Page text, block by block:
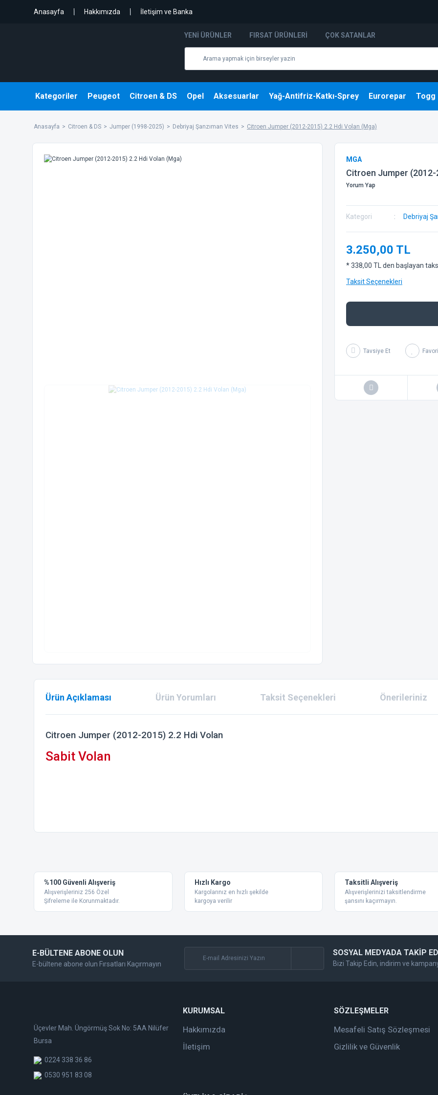
Anasayfa Hakkımızda İletişim ve Banka
YENI ÜRÜNLER FIRSAT ÜRÜNLERI ÇOK SATANLAR
Kategoriler Peugeot Citroen & DS Opel Aksesuarlar Yağ-Antifriz-Katkı-Sprey Eurorepar Togg
Anasayfa Citroen & DS Jumper (1998-2025) Debriyaj Şanzıman Vites Citroen Jumper (2012-2015) 2.2 Hdi Volan (Mga)
MGA
Citroen Jumper (2012-
Yorum Yap
Kategori Debriyaj
3.250,00 TL
* 338,00 TL den başlayan
Taksit Seçenekleri
Tavsiye Et
Ürün Açıklaması Ürün Yorumları Taksit Seçenekleri Önerileriniz
Citroen Jumper (2012-2015) 2.2 Hdi Volan
Sabit Volan
Ürün resmi kalitesiz, bozuk veya görüntülenemiyor.
Ürün açıklamasında eksik bilgiler bulunuyor.
Ürün bilgilerinde hatalar bulunuyor.
Ürün fiyatı diğer sitelerden daha pahalı.
%100 Güvenli Alışveriş
Alışverişleriniz 256 Özel
Şifreleme ile Korunmaktadır.
Hızlı Kargo
Kargolarınız en hızlı şekilde
kargoya verilir
Taksitli Alışveriş
Alışverişlerinizi taksitlendirme
şansını kaçırmayın.
E-BÜLTENE ABONE OLUN
E-bültene abone olun Fırsatları Kaçırmayın
SOSYAL MEDYADA TAKİP
Bizi Takip Edin, indirim ve
Üçevler Mah. Üngörmüş Sok No: 5AA Nilüfer
Bursa
0224 338 36 86
0530 951 83 08
KURUMSAL
Hakkımızda
İletişim
SÖZLEŞMELER
Mesafeli Satış Sözleşmesi
Gizlilik ve Güvenlik